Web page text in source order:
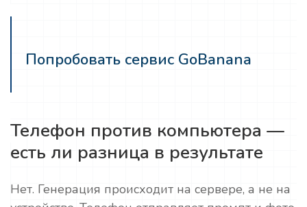
Попробовать сервис GoBanana
Телефон против компьютера —
есть ли разница в результате
Нет. Генерация происходит на сервере, а не на